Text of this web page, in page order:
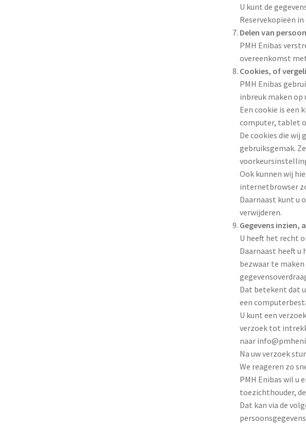
U kunt de
Reservekopieën
Delen van
PMH Enibas
overeenkomst
Cookies, of
PMH Enibas
inbreuk maken op
Een cookie is een
computer, tablet
De cookies die wij
gebruiksgemak.
Ook kunnen wij
internetbrowser
Daarnaast kunt u
verwijderen.
Gegevens inzien,
U heeft het recht
Daarnaast heeft
bezwaar te
Dat betekent dat
een
U kunt een
verzoek tot
naar
Na uw verzoek
We reageren zo
PMH Enibas wil u
toezichthouder,
Dat kan via de